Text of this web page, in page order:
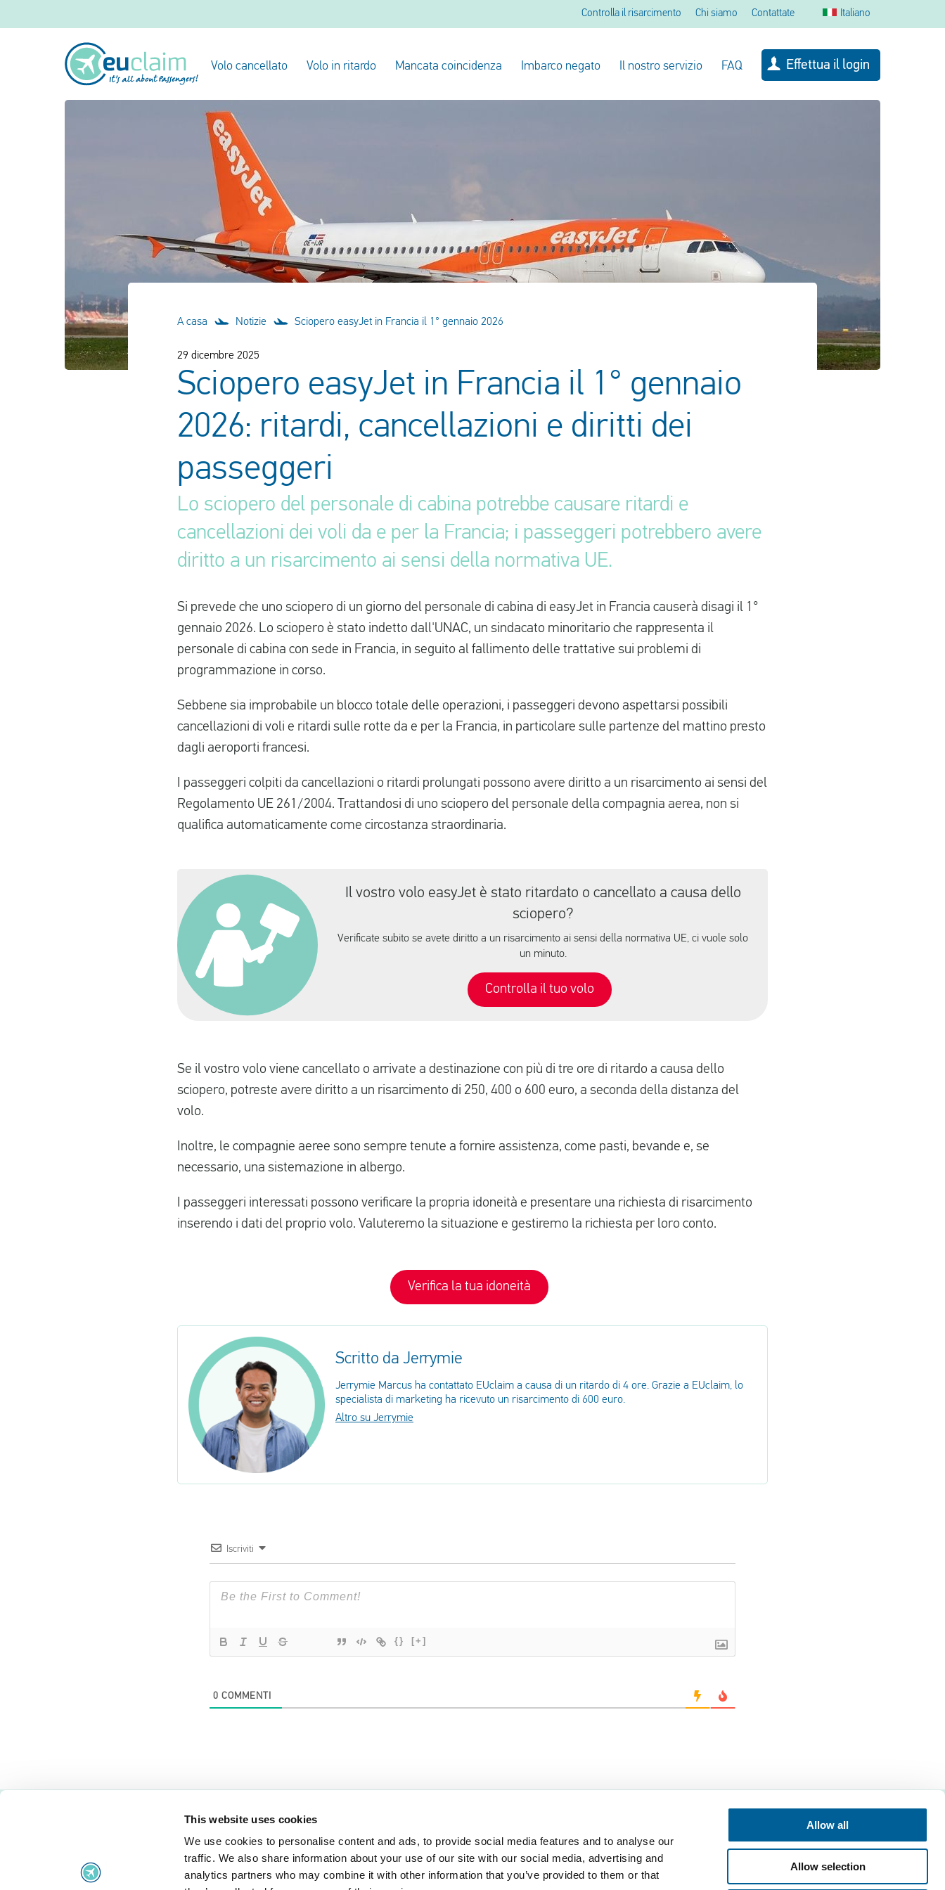
This website uses cookies
We use cookies to personalise content and ads, to provide social media features and to analyse our
traffic. We also share information about your use of our site with our social media, advertising and
analytics partners who may combine it with other information that you’ve provided to them or that
Allow all
Allow selection
Controlla il risarcimento Chi siamo Contattate Italiano
Volo cancellato Volo in ritardo Mancata coincidenza Imbarco negato Il nostro servizio FAQ Effettua il login
A casa Notizie Sciopero easyJet in Francia il 1° gennaio 2026
29 dicembre 2025
Sciopero easyJet in Francia il 1° gennaio
2026: ritardi, cancellazioni e diritti dei
passeggeri
Lo sciopero del personale di cabina potrebbe causare ritardi e
cancellazioni dei voli da e per la Francia; i passeggeri potrebbero avere
diritto a un risarcimento ai sensi della normativa UE.
Si prevede che uno sciopero di un giorno del personale di cabina di easyJet in Francia causerà disagi il 1°
gennaio 2026. Lo sciopero è stato indetto dall'UNAC, un sindacato minoritario che rappresenta il
personale di cabina con sede in Francia, in seguito al fallimento delle trattative sui problemi di
programmazione in corso.
Sebbene sia improbabile un blocco totale delle operazioni, i passeggeri devono aspettarsi possibili
cancellazioni di voli e ritardi sulle rotte da e per la Francia, in particolare sulle partenze del mattino presto
dagli aeroporti francesi.
I passeggeri colpiti da cancellazioni o ritardi prolungati possono avere diritto a un risarcimento ai sensi del
Regolamento UE 261/2004. Trattandosi di uno sciopero del personale della compagnia aerea, non si
qualifica automaticamente come circostanza straordinaria.
Il vostro volo easyJet è stato ritardato o cancellato a causa dello
sciopero?
Verificate subito se avete diritto a un risarcimento ai sensi della normativa UE, ci vuole solo
un minuto.
Controlla il tuo volo
Se il vostro volo viene cancellato o arrivate a destinazione con più di tre ore di ritardo a causa dello
sciopero, potreste avere diritto a un risarcimento di 250, 400 o 600 euro, a seconda della distanza del
volo.
Inoltre, le compagnie aeree sono sempre tenute a fornire assistenza, come pasti, bevande e, se
necessario, una sistemazione in albergo.
I passeggeri interessati possono verificare la propria idoneità e presentare una richiesta di risarcimento
inserendo i dati del proprio volo. Valuteremo la situazione e gestiremo la richiesta per loro conto.
Verifica la tua idoneità
Scritto da Jerrymie
Jerrymie Marcus ha contattato EUclaim a causa di un ritardo di 4 ore. Grazie a EUclaim, lo
specialista di marketing ha ricevuto un risarcimento di 600 euro.
Altro su Jerrymie
Iscriviti
{} [+]
0 COMMENTI
Problemi di volo
Volo in ritardo
Diritti dei passeggeri aerei del Regno Unito 2019
EUclaim
Informazioni su EUclaim
Contattate
Vossenstraat 6